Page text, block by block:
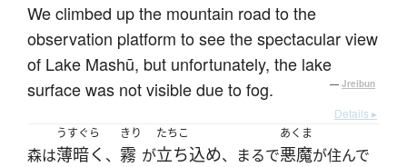
We climbed up the mountain road to the
observation platform to see the spectacular view
of Lake Mashū, but unfortunately, the lake
surface was not visible due to fog.
— Jreibun
Details ▸
森は
うすぐら
薄暗く 、
きり
霧 が
たちこ
立ち込め、まるで
あくま
悪魔が住んで